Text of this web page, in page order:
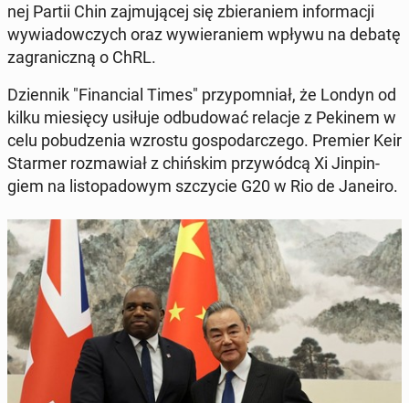
nej Partii Chin zaj­mu­ją­cej się zbie­ra­niem in­for­ma­cji
wy­wia­dow­czych oraz wy­wie­ra­niem wpływu na debatę
za­gra­nicz­ną o ChRL.
Dzien­nik "Fi­nan­cial Times" przy­po­mniał, że Londyn od
kilku mie­się­cy usiłuje od­bu­do­wać relacje z Pekinem w
celu po­bu­dze­nia wzrostu go­spo­dar­cze­go. Premier Keir
Starmer roz­ma­wiał z chiń­skim przy­wód­cą Xi Jin­pin­
giem na li­sto­pa­do­wym szczy­cie G20 w Rio de Janeiro.